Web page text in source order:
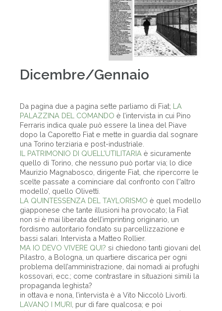
Dicembre/Gennaio
Da pagina due a pagina sette parliamo di Fiat; LA
PALAZZINA DEL COMANDO è l’intervista in cui Pino
Ferraris indica quale può essere la linea del Piave
dopo la Caporetto Fiat e mette in guardia dal sognare
una Torino terziaria e post-industriale.
IL PATRIMONIO DI QUELL’UTILITARIA è sicuramente
quello di Torino, che nessuno può portar via; lo dice
Maurizio Magnabosco, dirigente Fiat, che ripercorre le
scelte passate a cominciare dal confronto con l’’altro
modello’, quello Olivetti.
LA QUINTESSENZA DEL TAYLORISMO è quel modello
giapponese che tante illusioni ha provocato; la Fiat
non si è mai liberata dell’imprinting originario, un
fordismo autoritario fondato su parcellizzazione e
bassi salari. Intervista a Matteo Rollier.
MA IO DEVO VIVERE QUI? si chiedono tanti giovani del
Pilastro, a Bologna, un quartiere discarica per ogni
problema dell’amministrazione, dai nomadi ai profughi
kossovari, ecc.; come contrastare in situazioni simili la
propaganda leghista?
in ottava e nona, l’intervista è a Vito Niccolò Livorti.
LAVANO I MURI , pur di fare qualcosa; e poi